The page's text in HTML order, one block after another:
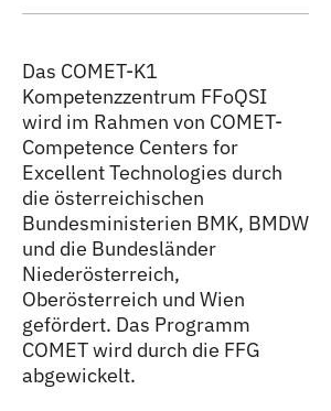
Das COMET-K1
Kompetenzzentrum FFoQSI
wird im Rahmen von COMET-
Competence Centers for
Excellent Technologies durch
die österreichischen
Bundesministerien BMK, BMDW
und die Bundesländer
Niederösterreich,
Oberösterreich und Wien
gefördert. Das Programm
COMET wird durch die FFG
abgewickelt.